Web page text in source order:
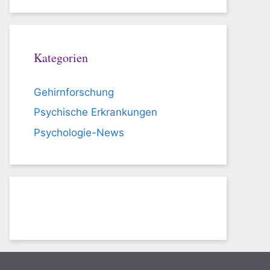
Kategorien
Gehirnforschung
Psychische Erkrankungen
Psychologie-News